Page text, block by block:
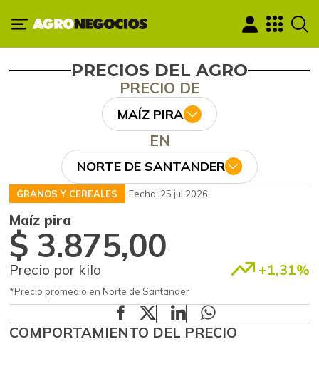
PRECIOS DEL AGRO
PRECIO DE
MAÍZ PIRA
EN
NORTE DE SANTANDER
GRANOS Y CEREALES Fecha: 25 jul 2026
Maíz pira
$ 3.875,00
Precio por kilo +1,31%
*Precio promedio en Norte de Santander
COMPORTAMIENTO DEL PRECIO